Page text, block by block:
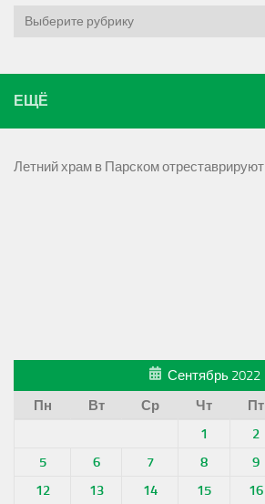
Рубрики
ЕЩЁ
Летний храм в Парском отреставрируют
Сентябрь 2022
Пн
Вт Ср Чт Пт
1
2
5
6 7 8 9
12
13 14 15 16